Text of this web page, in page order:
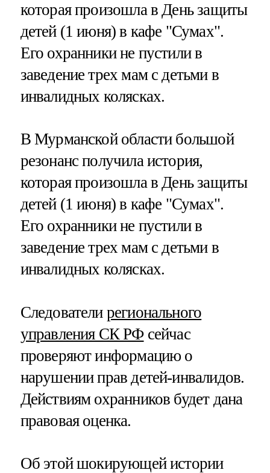
которая произошла в День защиты
детей (1 июня) в кафе "Сумах".
Его охранники не пустили в
заведение трех мам с детьми в
инвалидных колясках.
В Мурманской области большой
резонанс получила история,
которая произошла в День защиты
детей (1 июня) в кафе "Сумах".
Его охранники не пустили в
заведение трех мам с детьми в
инвалидных колясках.
Следователи регионального
управления СК РФсейчас
проверяют информацию о
нарушении прав детей-инвалидов.
Действиям охранников будет дана
правовая оценка.
Об этой шокирующей истории